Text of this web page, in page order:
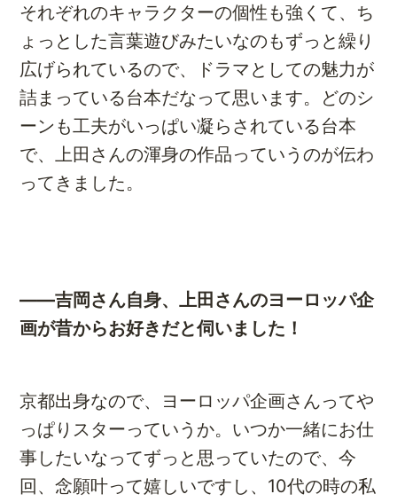
それぞれのキャラクターの個性も強くて、ち
ょっとした言葉遊びみたいなのもずっと繰り
広げられているので、ドラマとしての魅力が
詰まっている台本だなって思います。どのシ
ーンも工夫がいっぱい凝らされている台本
で、上田さんの渾身の作品っていうのが伝わ
ってきました。
――吉岡さん自身、上田さんのヨーロッパ企
画が昔からお好きだと伺いました！
京都出身なので、ヨーロッパ企画さんってや
っぱりスターっていうか。いつか一緒にお仕
事したいなってずっと思っていたので、今
回、念願叶って嬉しいですし、10代の時の私